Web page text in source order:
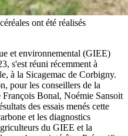
ont été réalisés
et environnemental (GIEE)
s'est réuni récemment à
à la Sicagemac de Corbigny.
pour les conseillers de la
Bonal, Noémie Sansoit
des essais menés cette
et les diagnostics
du GIEE et la